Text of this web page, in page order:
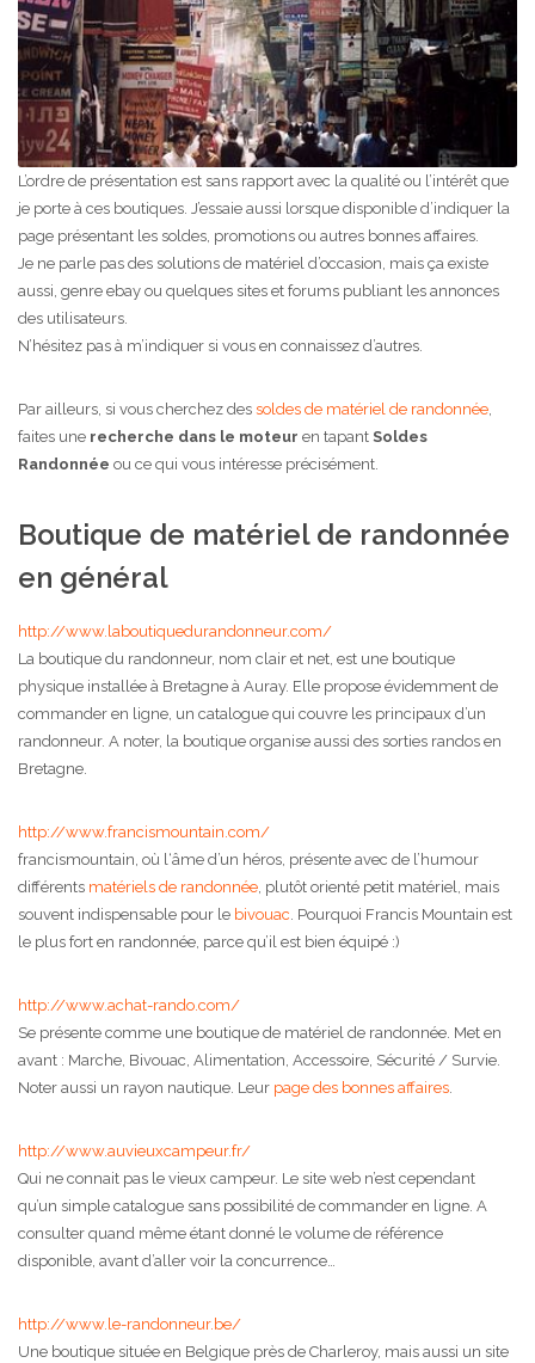
L’ordre de présentation est sans rapport avec la qualité ou l’intérêt que
je porte à ces boutiques. J’essaie aussi lorsque disponible d’indiquer la
page présentant les soldes, promotions ou autres bonnes affaires.
Je ne parle pas des solutions de matériel d’occasion, mais ça existe
aussi, genre ebay ou quelques sites et forums publiant les annonces
des utilisateurs.
N’hésitez pas à m’indiquer si vous en connaissez d’autres.
Par ailleurs, si vous cherchez des soldes de matériel de randonnée,
faites une recherche dans le moteur en tapant Soldes
Randonnée ou ce qui vous intéresse précisément.
Boutique de matériel de randonnée
en général
http://www.laboutiquedurandonneur.com/
La boutique du randonneur, nom clair et net, est une boutique
physique installée à Bretagne à Auray. Elle propose évidemment de
commander en ligne, un catalogue qui couvre les principaux d’un
randonneur. A noter, la boutique organise aussi des sorties randos en
Bretagne.
http://www.francismountain.com/
francismountain, où l‘âme d’un héros, présente avec de l’humour
différents matériels de randonnée, plutôt orienté petit matériel, mais
souvent indispensable pour le bivouac. Pourquoi Francis Mountain est
le plus fort en randonnée, parce qu’il est bien équipé :)
http://www.achat-rando.com/
Se présente comme une boutique de matériel de randonnée. Met en
avant : Marche, Bivouac, Alimentation, Accessoire, Sécurité / Survie.
Noter aussi un rayon nautique. Leur page des bonnes affaires.
http://www.auvieuxcampeur.fr/
Qui ne connait pas le vieux campeur. Le site web n’est cependant
qu’un simple catalogue sans possibilité de commander en ligne. A
consulter quand même étant donné le volume de référence
disponible, avant d’aller voir la concurrence…
http://www.le-randonneur.be/
Une boutique située en Belgique près de Charleroy, mais aussi un site